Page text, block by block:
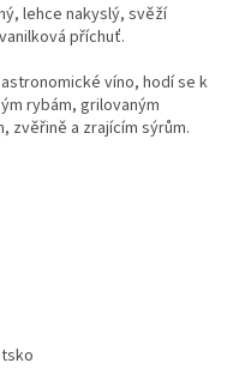
lehce nakyslý, svěží
příchuť.
víno, hodí se k
rybám, grilovaným
zvěřině a zrajícím sýrům.